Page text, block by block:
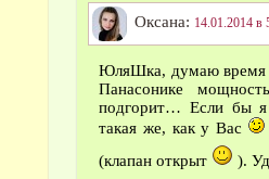
Оксана: 14.01.2014 в
ЮляШка, думаю время
Панасонике
подгорит… Если бы я
такая же, как у Вас
(клапан открыт
).